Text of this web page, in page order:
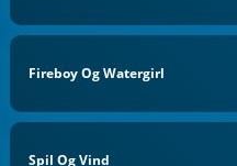
Fireboy Og Watergirl
Spil Og Vind